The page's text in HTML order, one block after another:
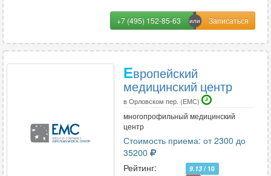
+7 (495) 152-85-63
Европейский
медицинский центр
в Орловском пер. (ЕМС)
многопрофильный медицинский
центр
Стоимость приема: от 2300 до
35200
Рейтинг:
9.13 / 10